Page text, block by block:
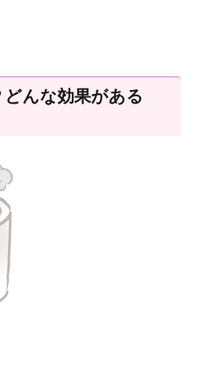
どんな効果がある